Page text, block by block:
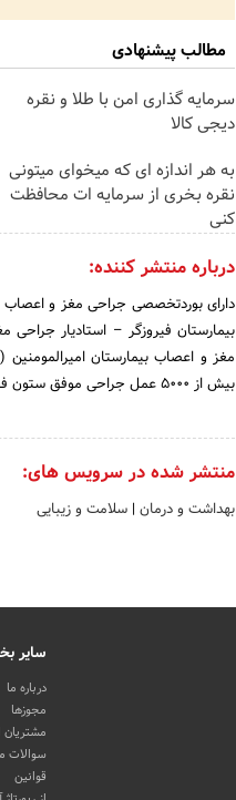
مطالب پیشنهادی
سرمایه گذاری امن با طلا و نقره
دیجی کالا
به هر اندازه ای که میخوای میتونی
نقره بخری از سرمایه ات محافظت
کنی
درباره منتشر کننده:
دارای بوردتخصصی جراحی مغز و
بیمارستان فیروزگر – استادیار
بیش از 5000 عمل جراحی موفق ستون فقرات 1396- 1391
منتشر شده در سرویس های:
بهداشت و درمان | سلامت و زیبایی
سایر
درباره ما
مجوزها
مشتریان
سوالات
قوانین